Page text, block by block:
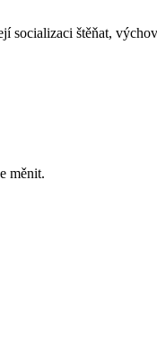
socializaci štěňat,
měnit.